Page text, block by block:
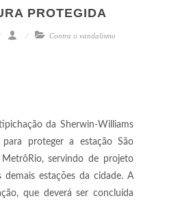
PROTEGIDA
Contra o vandalismo
da Sherwin-Williams
proteger a estação São
servindo de projeto
demais estações da cidade. A
que deverá ser concluída